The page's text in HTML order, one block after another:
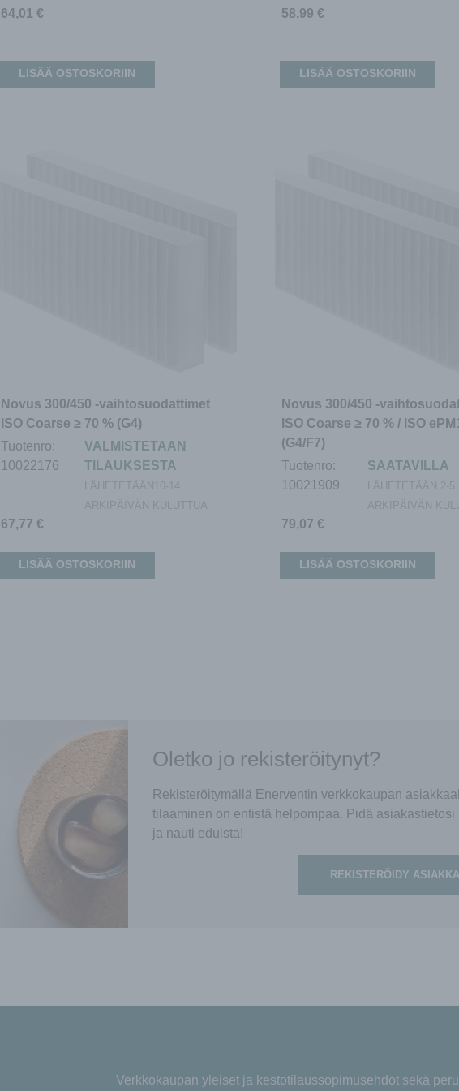
64,01 €
LISÄÄ OSTOSKORIIN
58,99€
LISÄÄ OSTOSKORIIN
Novus 300/450 -vaihtosuodattimet
ISO Coarse ≥ 70 % (G4)
Tuotenro:
10022176
VALMISTETAAN
TILAUKSESTA
LÄHETETÄÄN10-14
ARKIPÄIVÄN KULUTTUA
67,77 €
LISÄÄ OSTOSKORIIN
Novus 300/450 -
ISO Coarse ≥ 70 % / ISO
(G4/F7)
Tuotenro:
10021909
SAATAVILLA
LÄHETETÄÄN 2-5
ARKIPÄIVÄN
79,07€
LISÄÄ OSTOSKORIIN
Oletko jo rekisteröitynyt?
Rekisteröitymällä Enerventin verkkokaupan
tilaaminen on entistä helpompaa. Pidä asiakastietosi
ja nauti eduista!
REKISTERÖIDY
Verkkokaupan yleiset ja kestotilaussopimusehdot sekä